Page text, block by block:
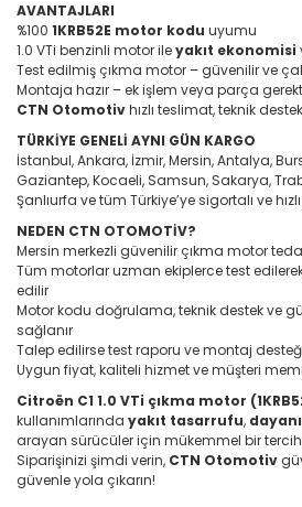
AVANTAJLARI
%100 1KRB52E motor kodu uyumu
1.0 VTi benzinli motor ileyakıt ekonomisi
Test edilmiş çıkma motor – güvenilir ve
Montaja hazır – ek işlem veya parça
CTN Otomotivhızlı teslimat, teknik
TÜRKİYE GENELİ AYNI GÜN KARGO
İstanbul, Ankara, İzmir, Mersin, Antalya,
Gaziantep, Kocaeli, Samsun, Sakarya,
Şanlıurfa ve tüm Türkiye’ye sigortalı ve
NEDEN CTN OTOMOTİV?
Mersin merkezli güvenilir çıkma motor
Tüm motorlar uzman ekiplerce test
edilir
Motor kodu doğrulama, teknik destek ve
sağlanır
Talep edilirse test raporu ve montaj
Uygun fiyat, kaliteli hizmet ve müşteri
Citroën C1 1.0 VTi çıkma motor
kullanımlarında yakıt tasarrufu,
arayan sürücüler için mükemmel bir
Siparişinizi şimdi verin, CTN Otomotiv
güvenle yola çıkarın!